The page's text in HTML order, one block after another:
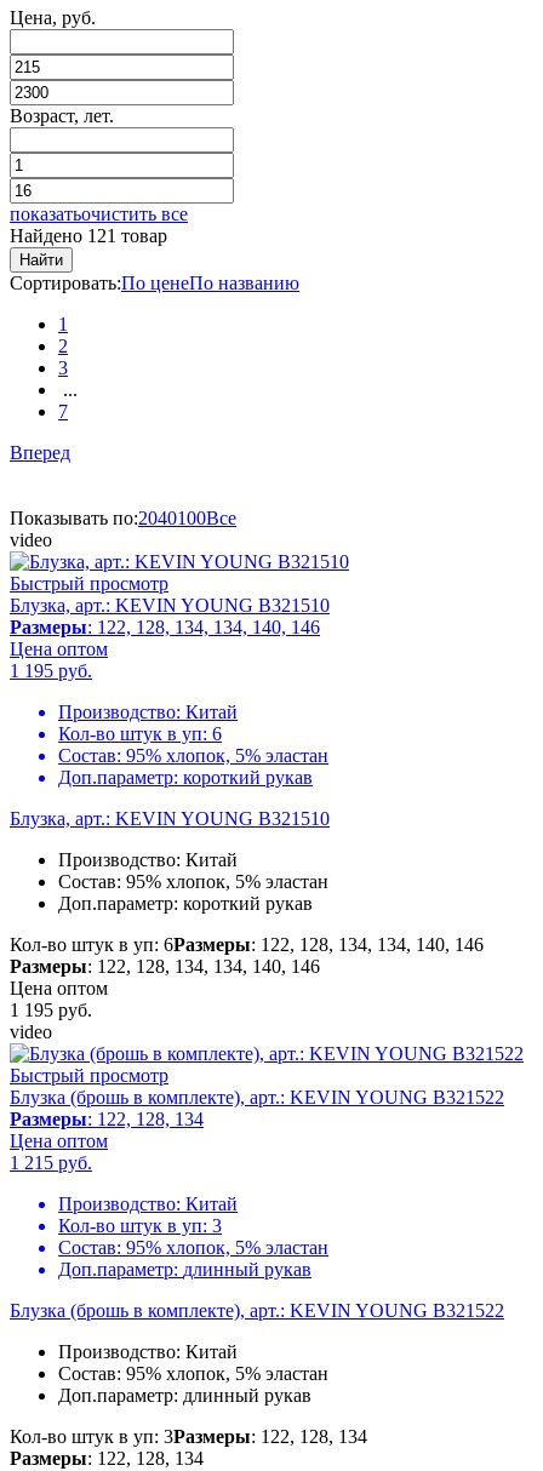
Цена, руб.
Возраст, лет.
показатьочистить все
Найдено 121 товар
Найти
Сортировать:По ценеПо названию
1
2
3
...
7
Вперед
Показывать по:2040100Все
video
Быстрый просмотр
Блузка, арт.: KEVIN YOUNG B321510
Размеры: 122, 128, 134, 134, 140, 146
Цена оптом
1 195 руб.
Производство: Китай
Кол-во штук в уп: 6
Состав: 95% хлопок, 5% эластан
Доп.параметр: короткий рукав
Блузка, арт.: KEVIN YOUNG B321510
Производство: Китай
Состав: 95% хлопок, 5% эластан
Доп.параметр: короткий рукав
Кол-во штук в уп: 6Размеры: 122, 128, 134, 134, 140, 146
Размеры: 122, 128, 134, 134, 140, 146
Цена оптом
1 195 руб.
video
Быстрый просмотр
Блузка (брошь в комплекте), арт.: KEVIN YOUNG B321522
Размеры: 122, 128, 134
Цена оптом
1 215 руб.
Производство: Китай
Кол-во штук в уп: 3
Состав: 95% хлопок, 5% эластан
Доп.параметр: длинный рукав
Блузка (брошь в комплекте), арт.: KEVIN YOUNG B321522
Производство: Китай
Состав: 95% хлопок, 5% эластан
Доп.параметр: длинный рукав
Кол-во штук в уп: 3Размеры: 122, 128, 134
Размеры: 122, 128, 134